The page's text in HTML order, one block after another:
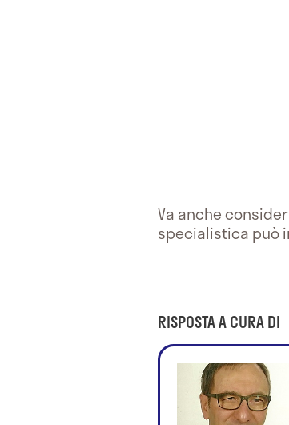
Va anche
specialistica può
RISPOSTA A CURA DI